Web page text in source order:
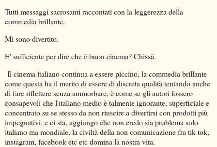
Tutti messaggi sacrosanti raccontati con la leggerezza della
commedia brillante.
Mi sono divertito.
E' sufficiente per dire che è buon cinema? Chissà.
Il cinema italiano continua a essere piccino, la commedia brillante
come questa ha il merito di essere di discreta qualità tentando anche
di fare riflettere senza ammorbare, è come se gli autori fossero
consapevoli che l'italiano medio è talmente ignorante, superficiale e
concentrato su se stesso da non riuscire a divertirsi con prodotti più
impegnativi, e ci sta, aggiungo che non credo sia problema solo
italiano ma mondiale, la civiltà della non comunicazione fra tik tok,
instagram, facebook etc etc domina la nostra vita.